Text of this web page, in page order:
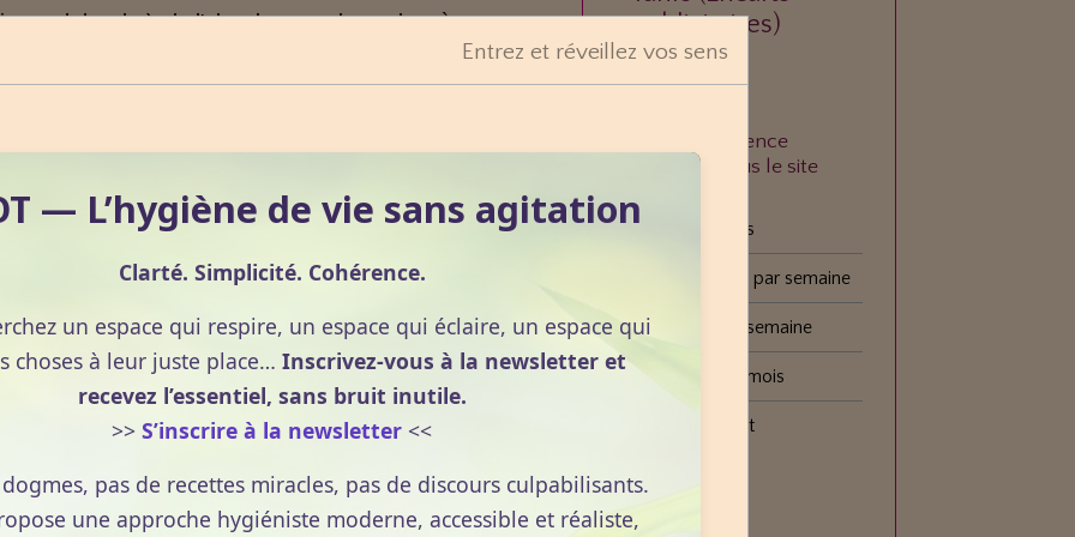
gel douche), de l'alcool ou une base de crème
huile végétale, dans du miel ou dans du sucre (sirop
utilisées de cette manière elle peuvent entraîner
de 3 ans.
pour les femmes enceintes et qui allaitent. Eviter
votre médecin aromathérapeute.
portée aux patients présentant un terrain allergique
potentiellement allergisantes peuvent etre présentes
eugénol, géraniol, d-limonène, linalol,
publicitaires)
À quelle fréquence
consultez-vous le site
Tous les jours
Plusieurs fois par semaine
Une fois par semaine
Une fois par mois
Plus rarement
Entrez et réveillez vos sens
— L’hygiène de vie sans agitation
Clarté. Simplicité. Cohérence.
un espace qui respire, un espace qui éclaire, un espace qui
choses à leur juste place… Inscrivez-vous à la newsletter et
recevez l’essentiel, sans bruit inutile.
>> S’inscrire à la newsletter <<
pas de recettes miracles, pas de discours culpabilisants.
une approche hygiéniste moderne, accessible et réaliste,